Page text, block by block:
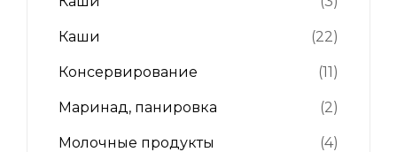
Каши (22)
Консервирование (11)
Маринад, панировка (2)
Молочные продукты (4)